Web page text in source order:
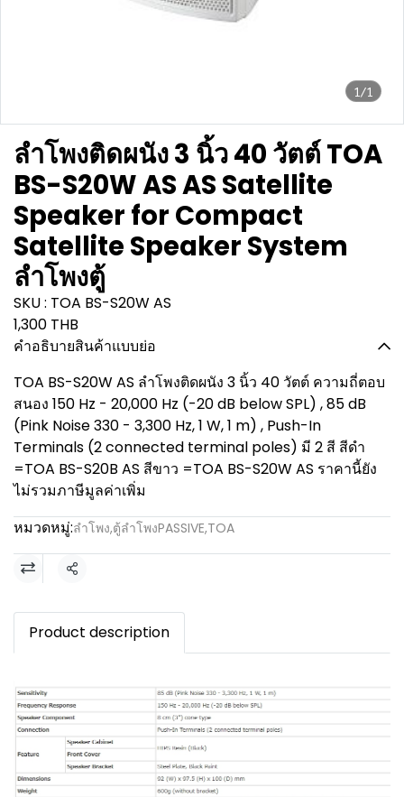
1/1
ลำโพงติดผนัง 3 นิ้ว 40 วัตต์ TOA
BS-S20W AS AS Satellite
Speaker for Compact
Satellite Speaker System
ลำโพงตู้
SKU : TOA BS-S20W AS
1,300 THB
คำอธิบายสินค้าแบบย่อ
TOA BS-S20W AS ลำโพงติดผนัง 3 นิ้ว 40 วัตต์ ความถี่ตอบ
สนอง 150 Hz - 20,000 Hz (-20 dB below SPL) , 85 dB
(Pink Noise 330 - 3,300 Hz, 1 W, 1 m) , Push-In
Terminals (2 connected terminal poles) มี 2 สี สีดำ
=TOA BS-S20B AS สีขาว =TOA BS-S20W AS ราคานี้ยัง
ไม่รวมภาษีมูลค่าเพิ่ม
หมวดหมู่:ลำโพง,ตู้ลำโพงPASSIVE,TOA
แชร์
Product description